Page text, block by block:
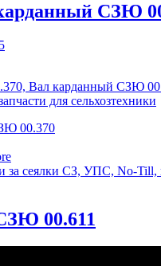
СЗЮ
Вал карданный СЗЮ
для сельхозтехники
00.370
за сеялки СЗ, УПС, No-Till,
00.611